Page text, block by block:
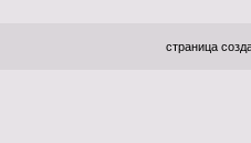
страница